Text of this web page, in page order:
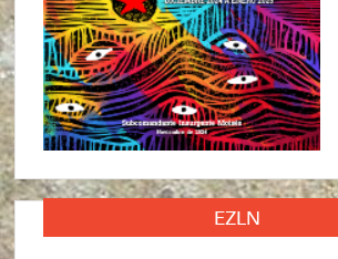
EZLN